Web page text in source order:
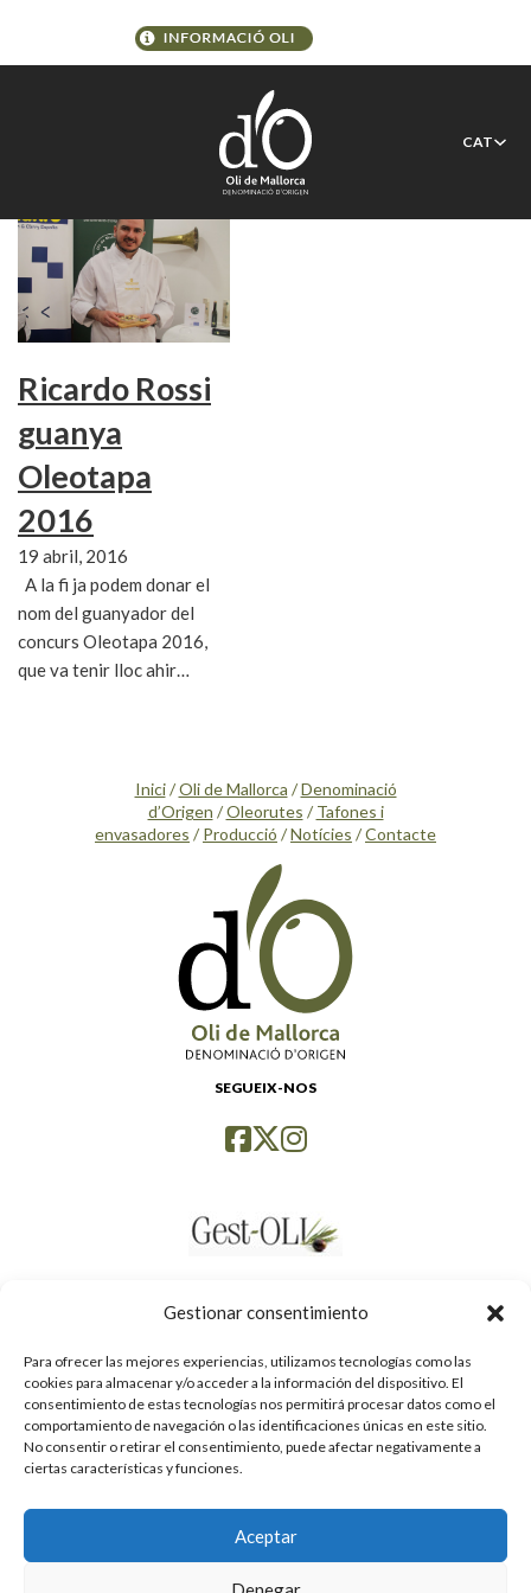
Gestionar consentimiento
Para ofrecer las mejores experiencias, utilizamos tecnologías como las
cookies para almacenar y/o acceder a la información del dispositivo. El
consentimiento de estas tecnologías nos permitirá procesar datos como el
comportamiento de navegación o las identificaciones únicas en este sitio.
No consentir o retirar el consentimiento, puede afectar negativamente a
ciertas características y funciones.
Aceptar
CAT
Bite
Ricardo Rossi
guanya
Oleotapa
2016
19 abril, 2016
A la fi ja podem donar el
nom del guanyador del
concurs Oleotapa 2016,
que va tenir lloc ahir…
Inici/Oli de Mallorca /Denominació
d’Origen /Oleorutes / Tafones i
envasadores / Producció /Notícies /Contacte
SEGUEIX-NOS